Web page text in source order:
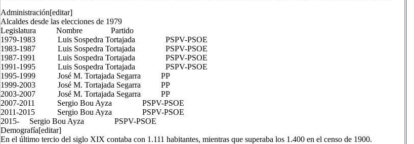
Administración[editar]
Alcaldes desde las elecciones de 1979
Legislatura Nombre Partido
1979-1983 Luis Sospedra Tortajada PSPV-PSOE
1983-1987 Luis Sospedra Tortajada PSPV-PSOE
1987-1991 Luis Sospedra Tortajada PSPV-PSOE
1991-1995 Luis Sospedra Tortajada PSPV-PSOE
1995-1999 José M. Tortajada Segarra PP
1999-2003 José M. Tortajada Segarra PP
2003-2007 José M. Tortajada Segarra PP
2007-2011 Sergio Bou Ayza PSPV-PSOE
2011-2015 Sergio Bou Ayza PSPV-PSOE
2015- Sergio Bou Ayza PSPV-PSOE
Demografía[editar]
En el último tercio del siglo XIX contaba con 1.111 habitantes, mientras que superaba los 1.400 en el censo de 1900.